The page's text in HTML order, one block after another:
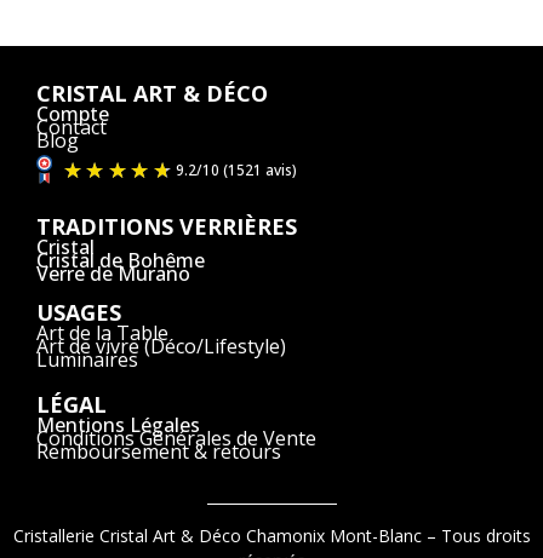
CRISTAL ART & DÉCO
Compte
Contact
Blog
TRADITIONS VERRIÈRES
Cristal
Cristal de Bohême
Verre de Murano
USAGES
Art de la Table
Art de vivre (Déco/Lifestyle)
Luminaires
LÉGAL
Mentions Légales
Conditions Générales de Vente
Remboursement & retours
Cristallerie Cristal Art & Déco Chamonix Mont-Blanc – Tous droits